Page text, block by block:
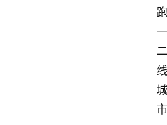
跑
一
二
线
城
市